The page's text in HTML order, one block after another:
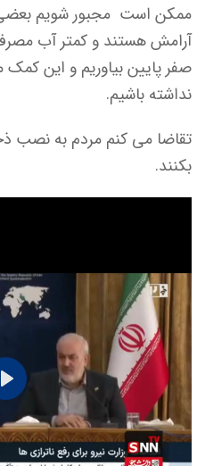
ممکن است مجبور شویم
آرامش هستند و کمتر آب
صفر پایین بیاوریم و این
نداشته باشیم.
تقاضا می کنم مردم به نصب
بکنند.